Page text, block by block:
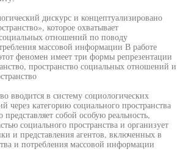
дискурс и концептуализировано
которое охватывает
отношений по поводу
массовой информации В работе
феномен имеет три формы репрезентации
пространство социальных отношений и
вводится в систему социологических
через категорию социального пространства
собой особую реальность,
социального пространства и организует
и представления агентов, включенных в
и потребления массовой информации